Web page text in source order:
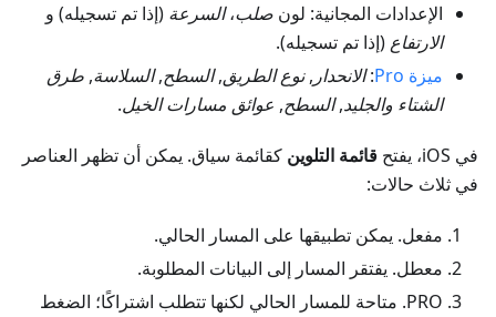
الإعدادات المجانية: لون صلب،السرعة (إذا تم تسجيله) و
الارتفاع(إذا تم تسجيله).
ميزة Pro
:الانحدار ,نوع الطريق,السطح,السلاسة, طرق
الشتاء والجليد,السطح, عوائق مسارات الخيل.
في iOS، يفتح قائمة التلوين كقائمة سياق. يمكن أن تظهر العناصر
في ثلاث حالات:
مفعل. يمكن تطبيقها على المسار الحالي.
معطل. يفتقر المسار إلى البيانات المطلوبة.
PRO. متاحة للمسار الحالي لكنها تتطلب اشتراكًا؛ الضغط